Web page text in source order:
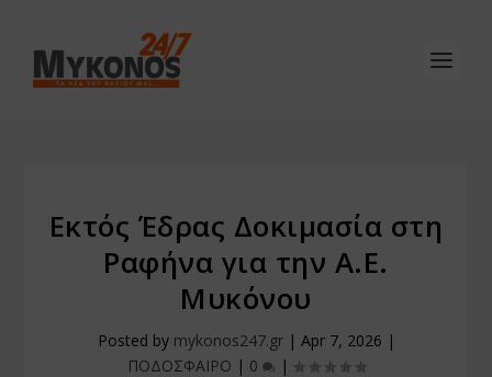
Εκτός Έδρας Δοκιμασία στη
Ραφήνα για την Α.Ε.
Μυκόνου
Posted by mykonos247.gr| Apr 7, 2026 |
ΠΟΔΟΣΦΑΙΡΟ | 0 |